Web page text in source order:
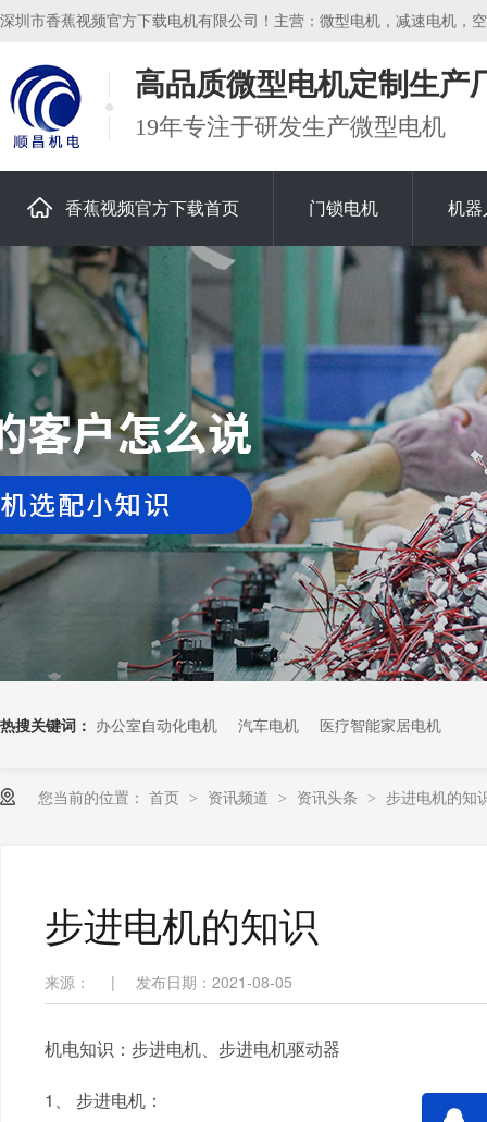
深圳市香蕉视频官方下载电机有限公司！主营：微型电机，减速电机，
高品质微型电机定制生产
19年专注于研发生产微型电机
香蕉视频官方下载首页 门锁电机 机器
关于香蕉视频官方下载
热搜关键词： 办公室自动化电机 汽车电机 医疗智能家居电机
您当前的位置： 首页 > 资讯频道 > 资讯头条 > 步进电机的知
步进电机的知识
来源： | 发布日期：2021-08-05
机电知识：步进电机、步进电机驱动器
1、 步进电机：